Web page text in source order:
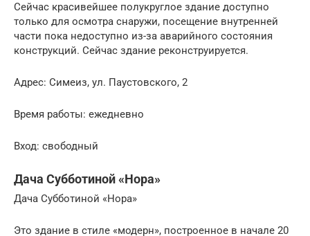
Сейчас красивейшее полукруглое здание доступно
только для осмотра снаружи, посещение внутренней
части пока недоступно из-за аварийного состояния
конструкций. Сейчас здание реконструируется.
Адрес: Симеиз, ул. Паустовского, 2
Время работы: ежедневно
Вход: свободный
Дача Субботиной «Нора»
Дача Субботиной «Нора»
Это здание в стиле «модерн», построенное в начале 20